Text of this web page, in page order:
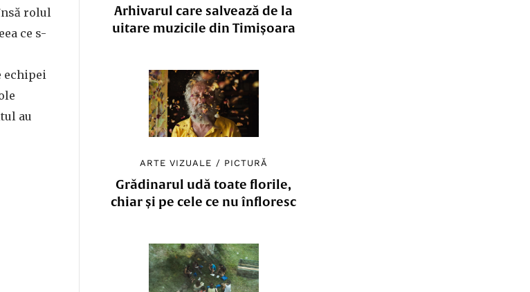
Arhivarul care salvează de la
uitare muzicile din Timișoara
ARTE VIZUALE / PICTURĂ
Grădinarul udă toate florile,
chiar și pe cele ce nu înfloresc
rolul
ce s-
echipei
au